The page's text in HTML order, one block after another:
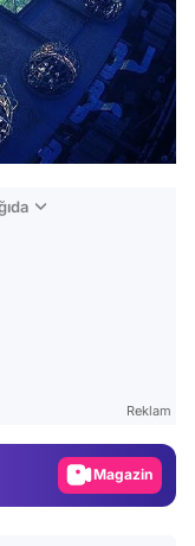
Reklam
Video